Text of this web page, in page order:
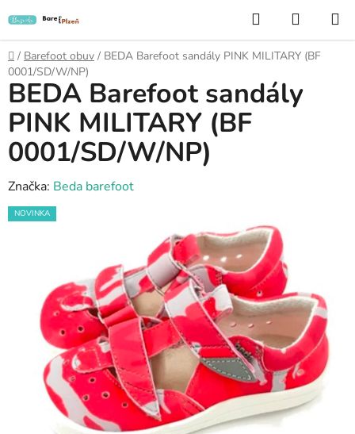
na
obsah
Hledat
KOŠÍK
Domů
/ Barefoot obuv / BEDA Barefoot sandály PINK MILITARY (BF
0001/SD/W/NP)
BEDA Barefoot sandály
PINK MILITARY (BF
0001/SD/W/NP)
Značka: Beda barefoot
NOVINKA